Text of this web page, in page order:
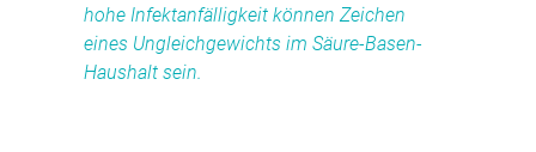
hohe Infektanfälligkeit können Zeichen
eines Ungleichgewichts im Säure-Basen-
Haushalt sein.